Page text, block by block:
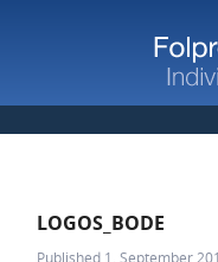
LOGOS_BODE
Published 1. September